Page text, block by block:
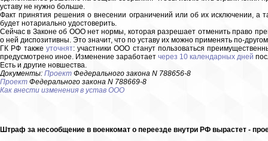
уставу не нужно больше.
Факт принятия решения о внесении ограничений или об их исключении, а
будет нотариально удостоверить.
Сейчас в Законе об ООО нет нормы, которая разрешает отменить право
о ней диспозитивны. Это значит, что по уставу их можно применять по-
ГК РФ также уточнят: участники ООО станут пользоваться
предусмотрено иное. Изменение заработает через 10 календарных дней
Есть и другие новшества.
Документы: Проект Федерального закона N 788656-8
Проект Федерального закона N 788669-8
Как внести изменения в устав ООО
Штраф за несообщение в военкомат о переезде внутри РФ вырастет -